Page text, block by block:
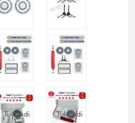
Tükendi Tükendi